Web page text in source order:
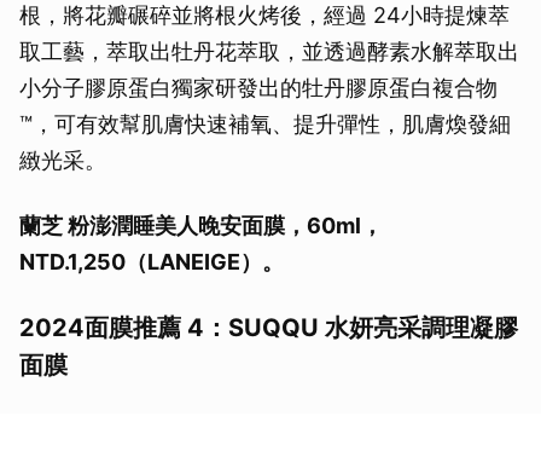
根，將花瓣碾碎並將根火烤後，經過 24小時提煉萃
取工藝，萃取出牡丹花萃取，並透過酵素水解萃取出
小分子膠原蛋白獨家研發出的牡丹膠原蛋白複合物
™，可有效幫肌膚快速補氧、提升彈性，肌膚煥發細
緻光采。
蘭芝 粉澎潤睡美人晚安面膜，60ml，
NTD.1,250（LANEIGE）。
2024面膜推薦 4：SUQQU 水妍亮采調理凝膠
面膜